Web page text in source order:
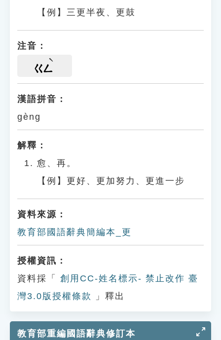
【例】三更半夜、更鼓
注音：
ㄍㄥ
漢語拼音：
gèng
解釋：
愈、再。
【例】更好、更加努力、更進一步
資料來源：
教育部國語辭典簡編本_更
授權資訊：
資料採「
創用CC-姓名標示- 禁止改作 臺
灣3.0版授權條款
」釋出
教育部重編國語辭典修訂本